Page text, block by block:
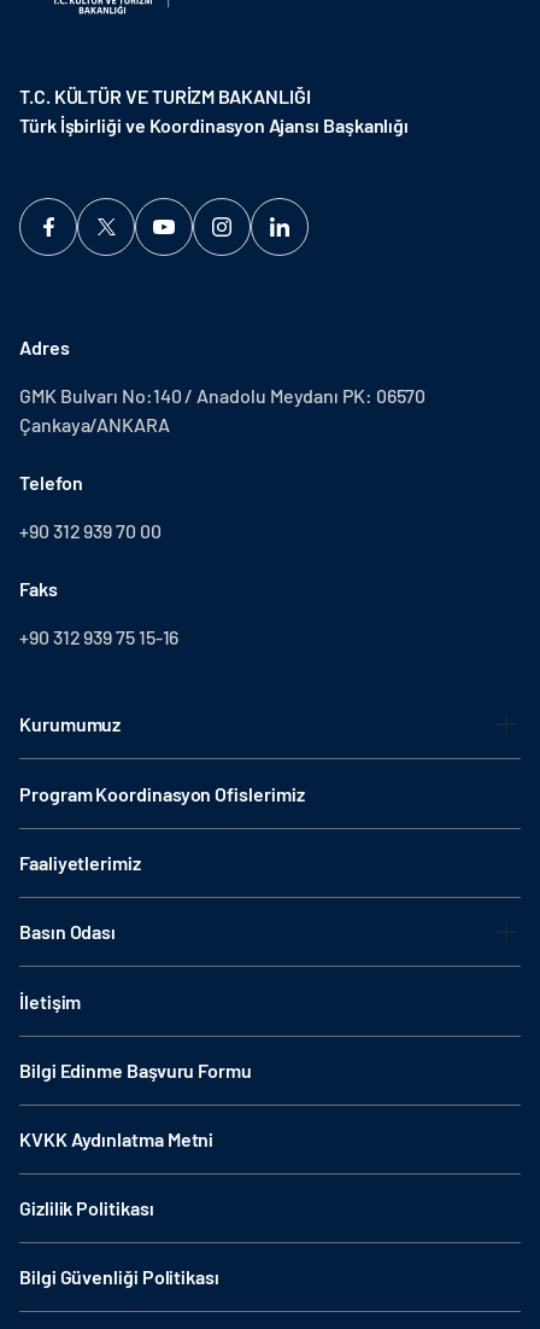
T.C. KÜLTÜR VE TURİZM BAKANLIĞI
Türk İşbirliği ve Koordinasyon Ajansı Başkanlığı
Adres
GMK Bulvarı No:140 / Anadolu Meydanı PK: 06570
Çankaya/ANKARA
Telefon
+90 312 939 70 00
Faks
+90 312 939 75 15-16
Kurumumuz
Program Koordinasyon Ofislerimiz
Faaliyetlerimiz
Basın Odası
İletişim
Bilgi Edinme Başvuru Formu
KVKK Aydınlatma Metni
Gizlilik Politikası
Bilgi Güvenliği Politikası